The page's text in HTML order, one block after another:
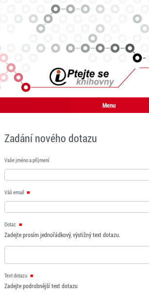
Menu
Zadání nového dotazu
Vaše jméno a příjmení
Váš email
Dotaz
Zadejte prosím jednořádkový, výstižný text dotazu.
Text dotazu
Zadejte podrobnější text dotazu